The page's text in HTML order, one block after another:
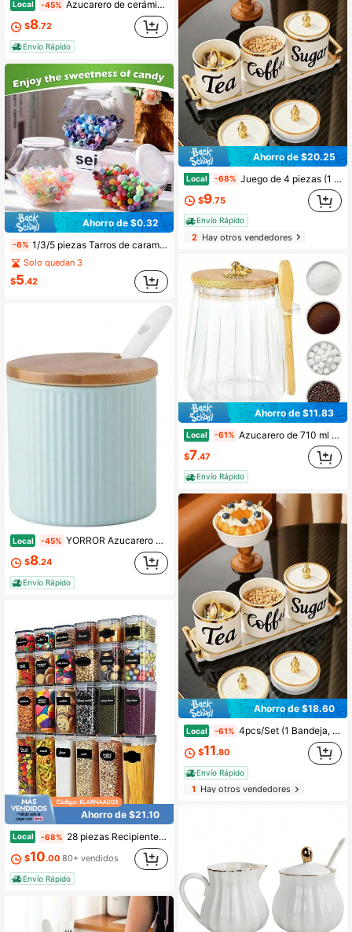
Local -45% Azucarero de cerámica MaoYaMao con tapa y cuchara, recipiente y soporte para azúcar para barra de café, hogar y cocina de 12 onzas
$8.72
Envío Rápido
Ahorro de $0.32
-6% 1/3/5 piezas Tarros de caramelo hexagonales con tapas - Recipientes de almacenamiento de plástico transparente, apropiados para aperitivos, galletas, alimento para perros y paquetes de café - Opción perfecta para la organización de la cocina
Solo quedan 3
$5.42
Local -45% YORROR Azucarero de cerámica de 300ml, Salero de porcelana, Tarro de condimentos, Recipiente de especias con tapas de bambú, Cuchara de porcelana, Tarro de especias, Recipiente de condimentos para la cocina del hogar (Verde)
$8.24
Envío Rápido
Ahorro de $21.10
Local -68% 28 piezas Recipiente para almacenamiento de alimentos con tapa, lata de alimentos transparente, caja sellada a prueba de humedad para mantener fresco, adecuado para granos, arroz, pasta, té, nueces y granos de café, recipiente de almacenamiento de alimentos de plástico, artículos para la cocina del hogar
$10.00 80+ vendidos
Envío Rápido
Ahorro de $20.25
Local -68% Juego de 4 piezas (1 bandeja, 3 tarros) Tarros de almacenamiento herméticos de plástico multiusos para cereales, dulces, galletas y pan en la sala de estar, el comedor y la cocina. Adecuado para exteriores, bodas, fiestas, regalos, cumpleaños y decoración del hogar.
$9.75
Envío Rápido
2Hay otros vendedores
Ahorro de $11.83
Local -61% Azucarero de 710 ml con tapa y cuchara de bambú, tarros de especias de vidrio grandes para decoración de cafetería, tarro de azúcar de vidrio para granos de café, bote de café para decoración de cocina, tarros para avena nocturna, almacenamiento de té a granel, tarros de especias para encimera, recipientes para almacenar alimentos, accesorios de decoración esenciales para el hogar
$7.47
Envío Rápido
Ahorro de $18.60
Local -61% 4pcs/Set (1 Bandeja, 3 Frascos) Frascos de Almacenamiento Herméticos Multiusos de Plástico para Cereales, Caramelos, Galletas, Pan en Sala de Estar, Comedor, Cocina. Adecuado para Exterior, Boda, Fiesta, Regalo, Decoración del Hogar de Cumpleaños
$11.80
Envío Rápido
1Hay otros vendedores